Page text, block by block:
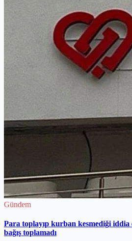
Gündem
Para toplayıp kurban kesmediği
bağış toplamadı